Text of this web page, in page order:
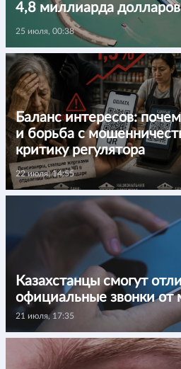
4,8 миллиарда долларов
25 июля, 00:38
Баланс интересов:
и борьба с
критику регулятора
22 июля, 14:55
Казахстанцы смогут
официальные звонки от
21 июля, 17:35